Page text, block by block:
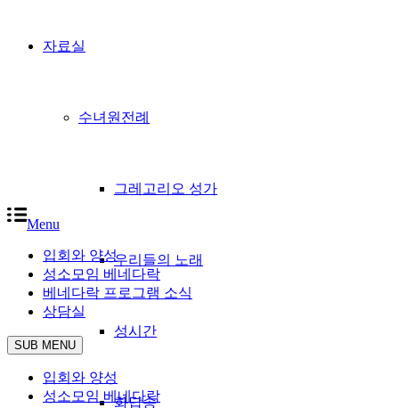
자료실
수녀원전례
그레고리오 성가
우리들의 노래
성시간
화답송
Menu
입회와 양성
성소모임 베네다락
베네다락 프로그램 소식
상담실
SUB MENU
입회와 양성
성소모임 베네다락